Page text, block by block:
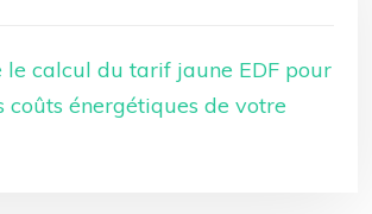
le calcul du tarif jaune EDF pour
coûts énergétiques de votre